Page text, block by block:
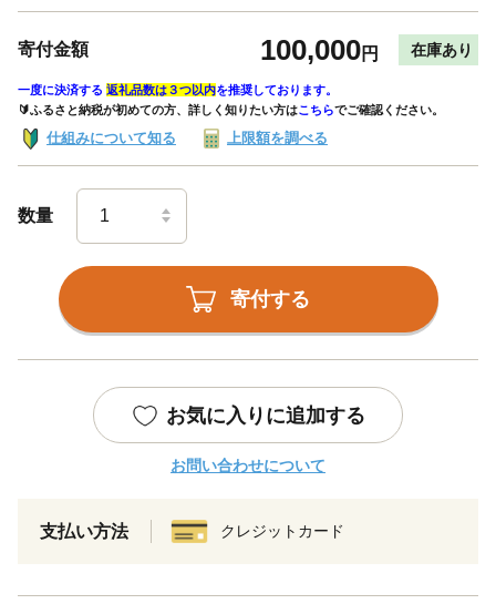
寄付金額 100,000円 在庫あり
一度に決済する 返礼品数は３つ以内を推奨しております。
🔰ふるさと納税が初めての方、詳しく知りたい方はこちらでご確認ください。
仕組みについて知る 上限額を調べる
数量
寄付する
お気に入りに追加する
お問い合わせについて
支払い方法 クレジットカード